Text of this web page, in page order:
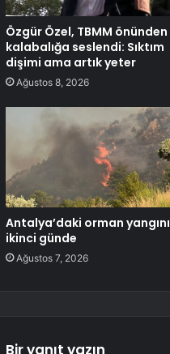
Özgür Özel, TBMM önünden
kalabalığa seslendi: Sıktım
dişimi ama artık yeter
Ağustos 8, 2026
Antalya’daki orman yangını
ikinci günde
Ağustos 7, 2026